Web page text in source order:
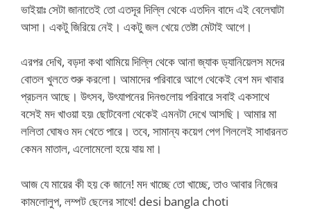
ভাইয়াঃ সেটা জানাতেই তো এতদূর দিল্লি থেকে এতদিন বাদে এই বেলেঘাটা
আসা। একটু জিরিয়ে নেই। একটু জল খেয়ে তেষ্টা মেটাই আগে।
এরপর দেখি, বড়দা কথা থামিয়ে দিল্লি থেকে আনা জ্যাক ড্যানিয়েলস মদের
বোতল খুলতে শুরু করলো। আমাদের পরিবারে আগে থেকেই বেশ মদ খাবার
প্রচলন আছে। উৎসব, উৎযাপনের দিনগুলোয় পরিবারে সবাই একসাথে
বসেই মদ খাওয়া হয়৷ ছোটবেলা থেকেই এমনটা দেখে আসছি। আমার মা
ললিতা ঘোষও মদ খেতে পারে। তবে, সামান্য কয়েগ পেগ গিললেই সাধারনত
কেমন মাতাল, এলোমেলো হয়ে যায় মা।
আজ যে মায়ের কী হয় কে জানে! মদ খাচ্ছে তো খাচ্ছে, তাও আবার নিজের
কামলোলুপ, লম্পট ছেলের সাথে! desi bangla choti